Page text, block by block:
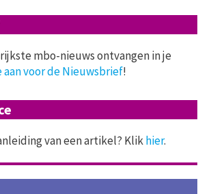
mbo-nieuws ontvangen in je
aan voor de Nieuwsbrief!
van een artikel? Klikhier.